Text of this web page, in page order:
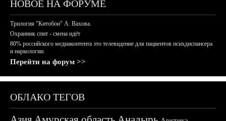
НОВОЕ НА ФОРУМЕ
Трилогия "Китобои" А. Вахова.
Охранник спит - смена идёт
80% российского медиаконтента это телевидение для пациентов психдиспансера
и наркологии.
Перейти на форум >>
ОБЛАКО ТЕГОВ